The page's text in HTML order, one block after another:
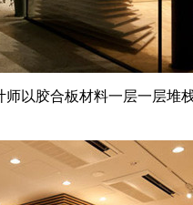
以胶合板材料一层一层